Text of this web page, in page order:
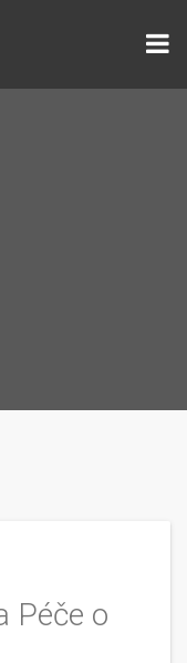
Péče o